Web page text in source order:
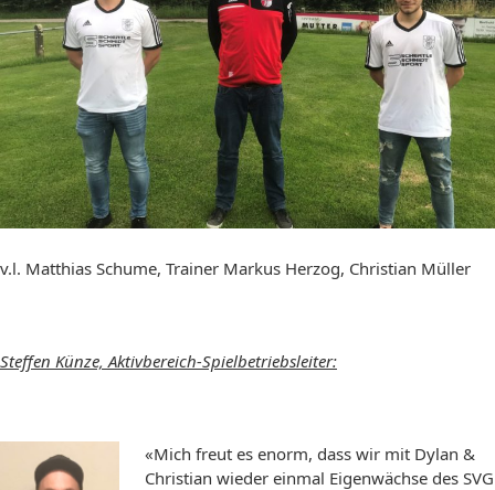
v.l. Matthias Schume, Trainer Markus Herzog, Christian Müller
Steffen Künze, Aktivbereich-Spielbetriebsleiter:
«Mich freut es enorm, dass wir mit Dylan &
Christian wieder einmal Eigenwächse des SVG